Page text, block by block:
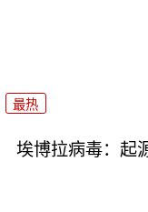
最热
埃博拉病毒：起